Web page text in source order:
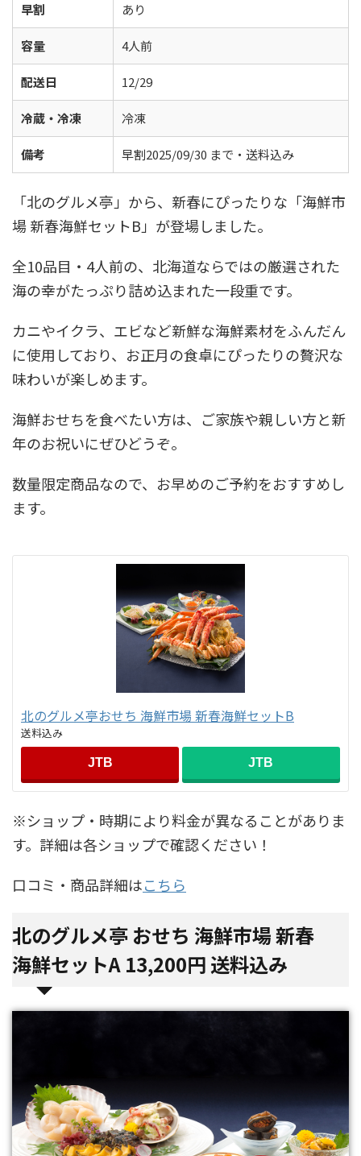
早割 あり
容量 4人前
配送日 12/29
冷蔵・冷凍 冷凍
備考 早割2025/09/30 まで・送料込み
「北のグルメ亭」から、新春にぴったりな「海鮮市
場 新春海鮮セットB」が登場しました。
全10品目・4人前の、北海道ならではの厳選された
海の幸がたっぷり詰め込まれた一段重です。
カニやイクラ、エビなど新鮮な海鮮素材をふんだん
に使用しており、お正月の食卓にぴったりの贅沢な
味わいが楽しめます。
海鮮おせちを食べたい方は、ご家族や親しい方と新
年のお祝いにぜひどうぞ。
数量限定商品なので、お早めのご予約をおすすめし
ます。
北のグルメ亭おせち 海鮮市場 新春海鮮セットB
送料込み
JTB JTB
※ショップ・時期により料金が異なることがありま
す。詳細は各ショップで確認ください！
口コミ・商品詳細はこちら
北のグルメ亭 おせち 海鮮市場 新春
海鮮セットA 13,200円 送料込み